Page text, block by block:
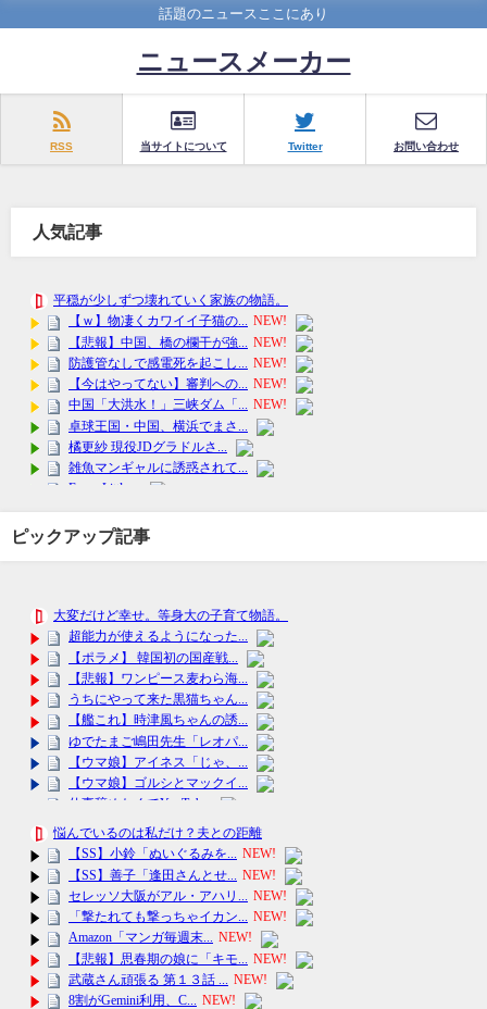
話題のニュースここにあり
ニュースメーカー
RSS 当サイトについて Twitter お問い合わせ
人気記事
ピックアップ記事